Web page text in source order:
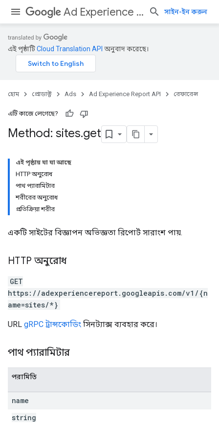
Ad Experience Report API সাইন-ইন করুন
এই পৃষ্ঠাটিCloud Translation API অনুবাদ করেছে।
হোম প্রোডাক্ট Ads Ad Experience Report API রেফারেন্স
এটি কাজে লেগেছে?
Method: sites.get
এই পৃষ্ঠায় যা যা আছে
HTTP অনুরোধ
পাথ প্যারামিটার
শরীরের অনুরোধ
প্রতিক্রিয়া শরীর
একটি সাইটের বিজ্ঞাপন অভিজ্ঞতা রিপোর্ট সারাংশ পায়.
HTTP অনুরোধ
GET
https://adexperiencereport.googleapis.com/v1/{n
ame=sites/*}
URL gRPC ট্রান্সকোডিং সিনট্যাক্স ব্যবহার করে।
পাথ প্যারামিটার
পরামিতি
name
string